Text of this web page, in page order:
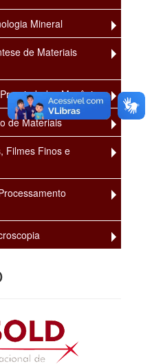
Mineral
de Materiais
Mecânicas
de Materiais
Filmes Finos e